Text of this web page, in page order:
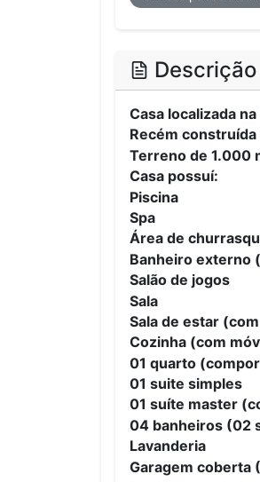
Descrição
Casa localizada
Recém
Terreno de 1.000
Casa possuí:
Piscina
Spa
Área de
Banheiro externo
Salão de jogos
Sala
Sala de estar
Cozinha (com
01 quarto
01 suite simples
01 suíte master
04 banheiros (02
Lavanderia
Garagem coberta